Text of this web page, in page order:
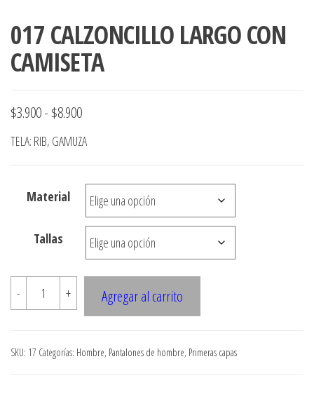
017 CALZONCILLO LARGO CON
CAMISETA
$3.900- $8.900Rango
de
desde
$3.900
hasta
$8.900
TELA: RIB, GAMUZA
Material
Tallas
-
CAMISETA
+ Agregar al carrito
SKU: 17 Categorías: Hombre, Pantalones de hombre, Primeras capas